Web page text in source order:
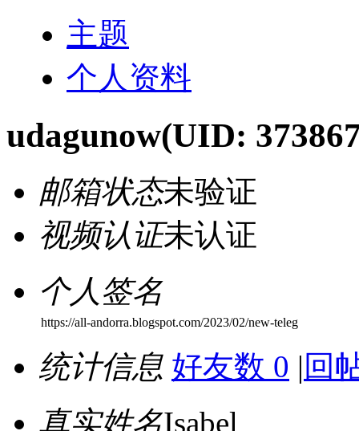
主题
个人资料
udagunow(UID:
邮箱状态未验证
视频认证未认证
个人签名
https://all-andorra.blogspot.com/2023/02/new-teleg
统计信息 好友数 0 | 回
真实姓名Isabel